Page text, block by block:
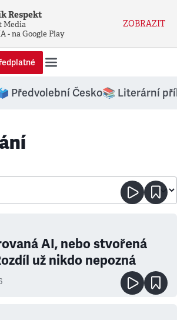
Respekt
Media
- na Google Play
ZOBRAZIT
Předvolební Česko📚 Literární
AI, nebo stvořená
už nikdo nepozná